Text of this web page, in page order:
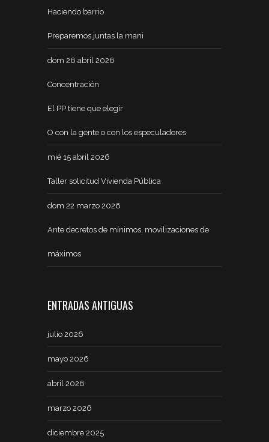
Haciendo barrio
Preparemos juntas la mani
dom 26 abril 2026
Concentración
El PP tiene que elegir
O con la gente o con los especuladores
mié 15 abril 2026
Taller solicitud Vivienda Pública
dom 22 marzo 2026
Ante decretos de mínimos, movilizaciones de
máximos
ENTRADAS ANTIGUAS
julio 2026
mayo 2026
abril 2026
marzo 2026
diciembre 2025